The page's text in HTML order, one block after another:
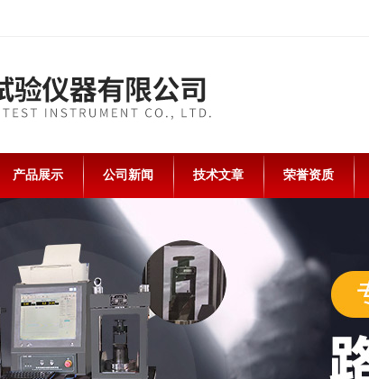
产品展示 公司新闻 技术文章 荣誉资质